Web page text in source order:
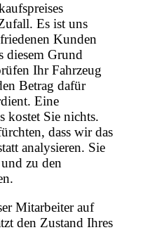
Es ist uns
Kunden
diesem Grund
Ihr Fahrzeug
Betrag dafür
Eine
kostet Sie nichts.
dass wir das
analysieren. Sie
zu den
Mitarbeiter auf
den Zustand Ihres